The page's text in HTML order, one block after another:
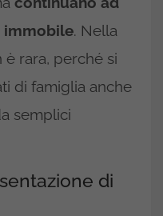
immobile. Nella
è rara, perché si
di famiglia anche
semplici
di